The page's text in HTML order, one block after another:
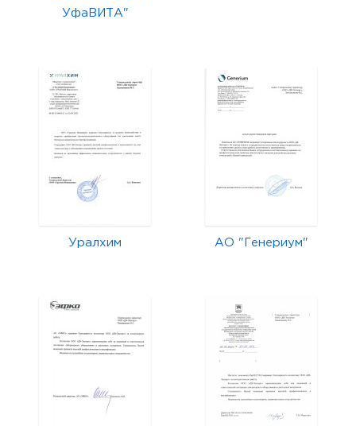
УфаВИТА"
Уралхим АО "Генериум"